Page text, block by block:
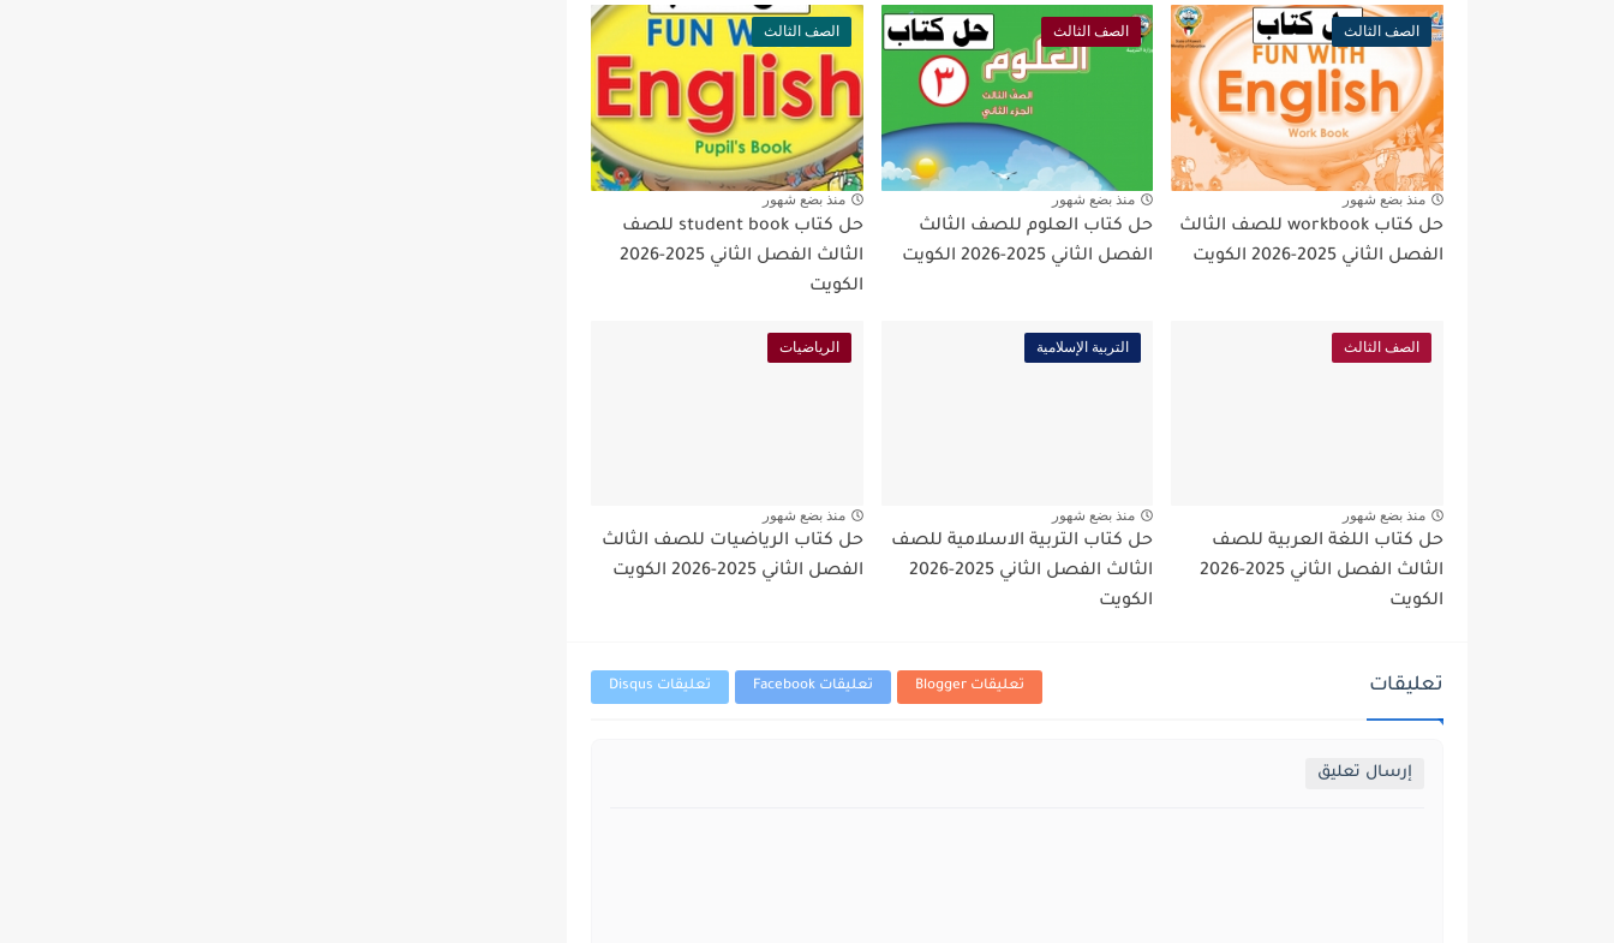
الصف الثالث
منذ بضع شهور
حل كتاب workbook للصف الثالث
الفصل الثاني 2025-2026 الكويت
الصف الثالث
منذ بضع شهور
حل كتاب العلوم للصف الثالث
الفصل الثاني 2025-2026 الكويت
الصف الثالث
منذ بضع شهور
حل كتاب student book للصف
الثالث الفصل الثاني 2025-2026
الكويت
الصف الثالث
منذ بضع شهور
حل كتاب اللغة العربية للصف
الثالث الفصل الثاني 2025-2026
الكويت
التربية الإسلامية
منذ بضع شهور
حل كتاب التربية الاسلامية للصف
الثالث الفصل الثاني 2025-2026
الكويت
الرياضيات
منذ بضع شهور
حل كتاب الرياضيات للصف الثالث
الفصل الثاني 2025-2026 الكويت
تعليقات تعليقات Blogger تعليقات Facebook تعليقات Disqus
إرسال تعليق